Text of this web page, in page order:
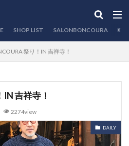
SHOP LIST SALONBONCOURA
祭り！IN 吉祥寺！
吉祥寺！
2274view
DAILY
検索